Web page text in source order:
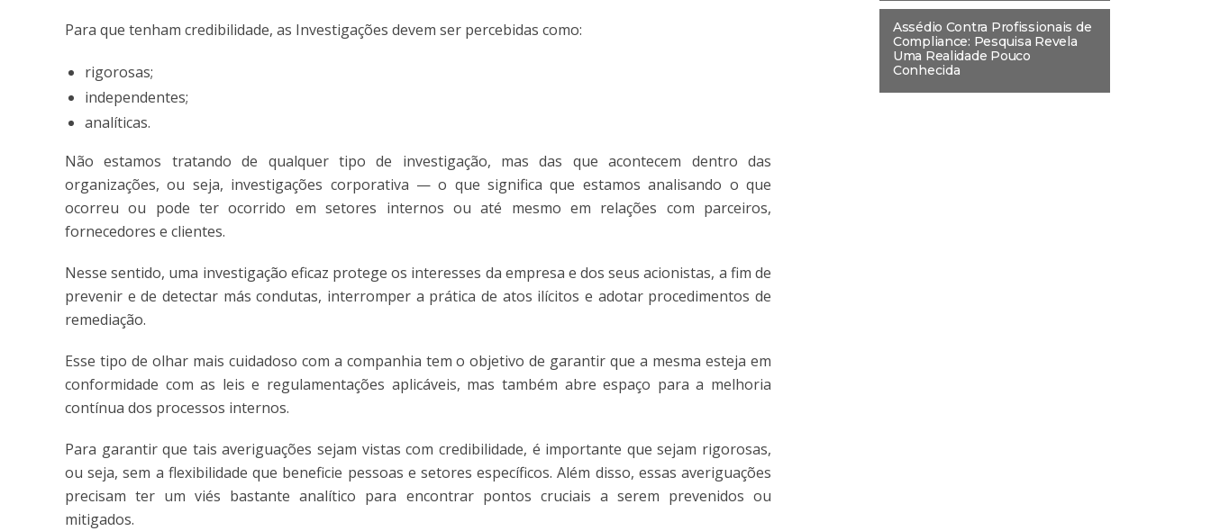
Para que tenham credibilidade, as Investigações devem ser percebidas como:
rigorosas;
independentes;
analíticas.
Não estamos tratando de qualquer tipo de investigação, mas das que acontecem dentro das
organizações, ou seja, investigações corporativa — o que significa que estamos analisando o que
ocorreu ou pode ter ocorrido em setores internos ou até mesmo em relações com parceiros,
fornecedores e clientes.
Nesse sentido, uma investigação eficaz protege os interesses da empresa e dos seus acionistas, a fim de
prevenir e de detectar más condutas, interromper a prática de atos ilícitos e adotar procedimentos de
remediação.
Esse tipo de olhar mais cuidadoso com a companhia tem o objetivo de garantir que a mesma esteja em
conformidade com as leis e regulamentações aplicáveis, mas também abre espaço para a melhoria
contínua dos processos internos.
Para garantir que tais averiguações sejam vistas com credibilidade, é importante que sejam rigorosas,
ou seja, sem a flexibilidade que beneficie pessoas e setores específicos. Além disso, essas averiguações
precisam ter um viés bastante analítico para encontrar pontos cruciais a serem prevenidos ou
mitigados.
Assédio Contra Profissionais de
Compliance: Pesquisa Revela
Uma Realidade Pouco
Conhecida